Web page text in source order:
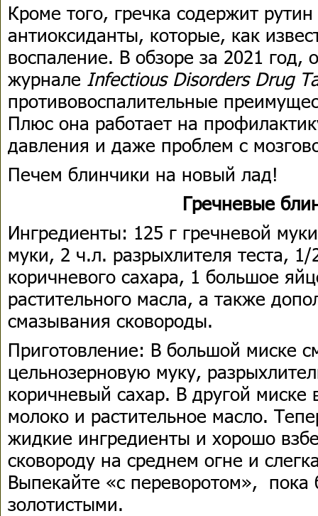
Кроме того, гречка содержит
антиоксиданты, которые, как
воспаление. В обзоре за 2021 год,
журнале Infectious Disorders Drug
противовоспалительные
Плюс она работает на
давления и даже проблем с
Печем блинчики на новый лад!
Гречневые
Ингредиенты: 125 г гречневой
муки, 2 ч.л. разрыхлителя теста,
коричневого сахара, 1 большое
растительного масла, а также
смазывания сковороды.
Приготовление: В большой миске
цельнозерновую муку,
коричневый сахар. В другой миске
молоко и растительное масло.
жидкие ингредиенты и хорошо
сковороду на среднем огне и
Выпекайте «с переворотом», пока
золотистыми.